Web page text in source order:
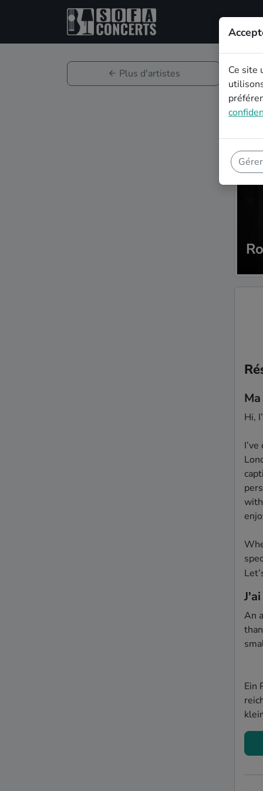
Plus d'artistes
Hi,
An
Ein
Ce site